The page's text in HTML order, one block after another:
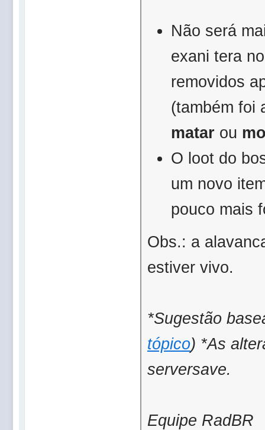
Não será
exani tera
removidos
(também foi
matar ou
O loot do
um novo
pouco mais
Obs.: a
estiver vivo.
*Sugestão
tópico) *As
serversave.
Equipe RadBR